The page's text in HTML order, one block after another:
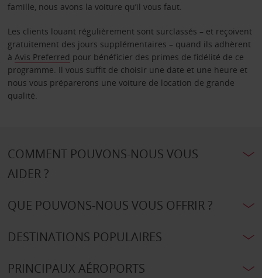
famille, nous avons la voiture qu’il vous faut.
Les clients louant régulièrement sont surclassés – et reçoivent
gratuitement des jours supplémentaires – quand ils adhèrent
à Avis Preferred pour bénéficier des primes de fidélité de ce
programme. Il vous suffit de choisir une date et une heure et
nous vous préparerons une voiture de location de grande
qualité.
COMMENT POUVONS-NOUS VOUS
AIDER ?
QUE POUVONS-NOUS VOUS OFFRIR ?
DESTINATIONS POPULAIRES
PRINCIPAUX AÉROPORTS